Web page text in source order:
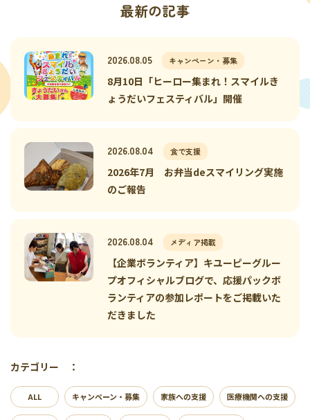
最新の記事
2026.08.05 キャンペーン・募集
8月10日「ヒーロー集まれ！スマイルき
ょうだいフェスティバル」開催
2026.08.04 食で支援
2026年7月 お弁当deスマイリング実施
のご報告
2026.08.04 メディア掲載
【企業ボランティア】キユーピーグルー
プオフィシャルブログで、応援パックボ
ランティアの参加レポートをご掲載いた
だきました
カテゴリー ：
ALL キャンペーン・募集 家族への支援 医療機関への支援